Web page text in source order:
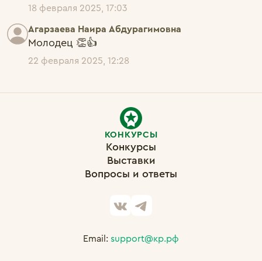
18 февраля 2025, 17:03
Агарзаева Наира Абдурагимовна
Молодец 👏👍
22 февраля 2025, 12:28
КОНКУРСЫ
Конкурсы
Выставки
Вопросы и ответы
Email: support@кр.рф